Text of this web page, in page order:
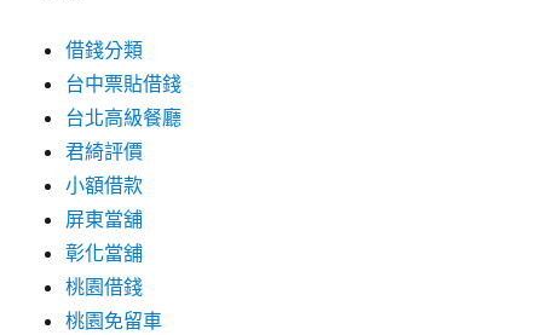
借錢分類
台中票貼借錢
台北高級餐廳
君綺評價
小額借款
屏東當舖
彰化當舖
桃園借錢
桃園免留車